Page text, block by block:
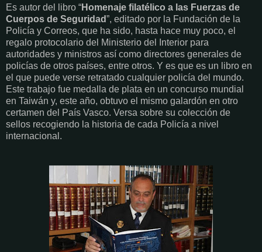
Es autor del libro “Homenaje filatélico a las Fuerzas de
Cuerpos de Seguridad”, editado por la Fundación de la
Policía y Correos, que ha sido, hasta hace muy poco, el
regalo protocolario del Ministerio del Interior para
autoridades y ministros así como directores generales de
policías de otros países, entre otros. Y es que es un libro en
el que puede verse retratado cualquier policía del mundo.
Este trabajo fue medalla de plata en un concurso mundial
en Taiwán y, este año, obtuvo el mismo galardón en otro
certamen del País Vasco. Versa sobre su colección de
sellos recogiendo la historia de cada Policía a nivel
internacional.